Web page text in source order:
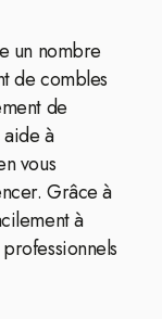
un nombre
de combles
de
à
vous
Grâce à
à